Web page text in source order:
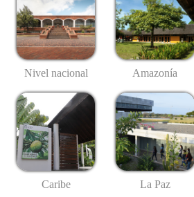
Nivel nacional Amazonía
Caribe La Paz